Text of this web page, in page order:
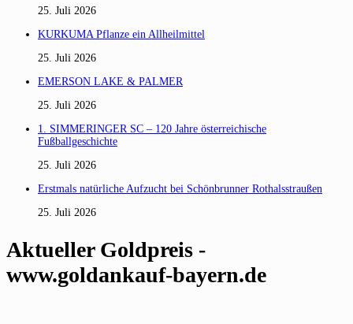
25. Juli 2026
KURKUMA Pflanze ein Allheilmittel
25. Juli 2026
EMERSON LAKE & PALMER
25. Juli 2026
1. SIMMERINGER SC – 120 Jahre österreichische
Fußballgeschichte
25. Juli 2026
Erstmals natürliche Aufzucht bei Schönbrunner Rothalsstraußen
25. Juli 2026
Aktueller Goldpreis -
www.goldankauf-bayern.de